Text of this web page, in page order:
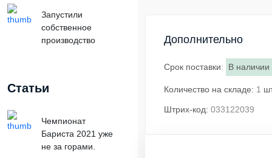
Запустили
собственное
производство
Статьи
Чемпионат
Бариста 2021 уже
не за горами.
Дополнительно
Срок поставки: В наличии
Количество на складе: 1
Штрих-код: 033122039